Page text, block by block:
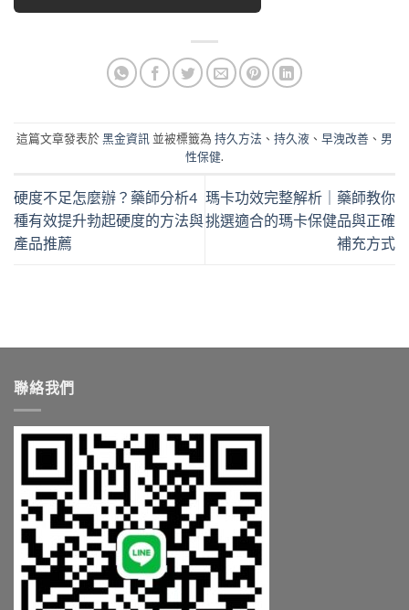
這篇文章發表於黑金資訊 並被標籤為 持久方法 、 持久液 、 早洩改善 、 男
性保健.
硬度不足怎麼辦？藥師分析4
種有效提升勃起硬度的方法與
產品推薦
瑪卡功效完整解析｜藥師教你
挑選適合的瑪卡保健品與正確
補充方式
聯絡我們